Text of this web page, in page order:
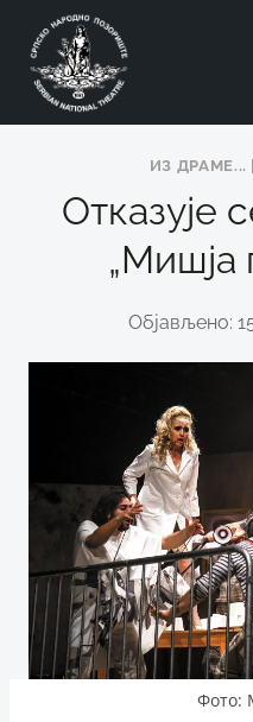
content
ИЗ ДРАМЕ...
Отказује
„Мишја
Објављено:
Фото: